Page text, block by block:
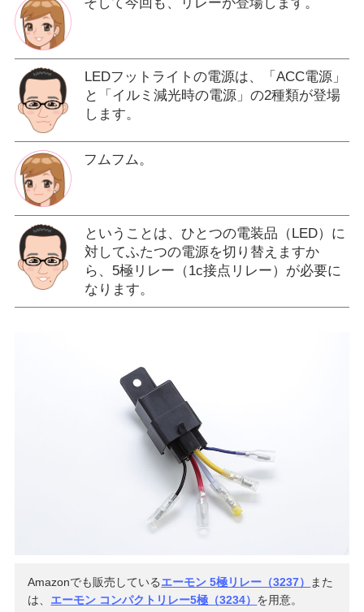
そして今回も、リレーが登場します。
LEDフットライトの電源は、「ACC電源」
と「イルミ減光時の電源」の2種類が登場
します。
フムフム。
ということは、ひとつの電装品（LED）に
対してふたつの電源を切り替えますか
ら、5極リレー（1c接点リレー）が必要に
なります。
Amazonでも販売しているエーモン 5極リレー（3237）
また
は、 エーモン コンパクトリレー5極（3234） を用意。